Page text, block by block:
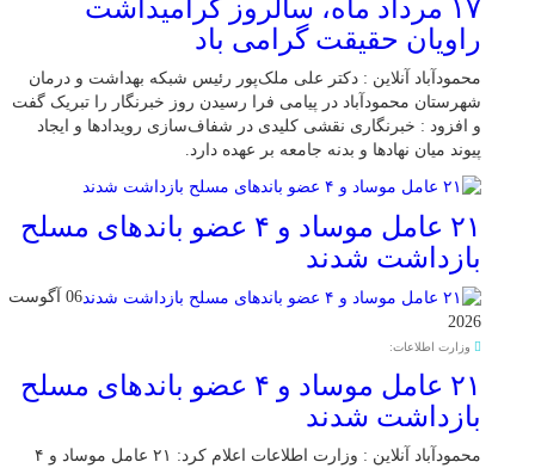
۱۷ مرداد ماه، سالروز گرامیداشت
راویان حقیقت گرامی باد
محمودآباد آنلاین : دکتر علی ملک‌پور رئیس شبکه بهداشت و درمان
شهرستان محمودآباد در پیامی فرا رسیدن روز خبرنگار را تبریک گفت
و افزود : خبرنگاری نقشی کلیدی در شفاف‌سازی رویدادها و ایجاد
پیوند میان نهادها و بدنه جامعه بر عهده دارد.
۲۱ عامل موساد و ۴ عضو باند‌های مسلح
بازداشت شدند
06 آگوست
2026
وزارت اطلاعات:
۲۱ عامل موساد و ۴ عضو باند‌های مسلح
بازداشت شدند
محمودآباد آنلاین : وزارت اطلاعات اعلام کرد: ۲۱ عامل موساد و ۴